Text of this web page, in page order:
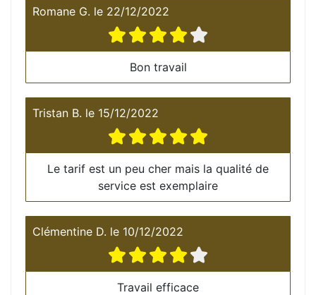
Romane G. le 22/12/2022
Bon travail
Tristan B. le 15/12/2022
Le tarif est un peu cher mais la qualité de
service est exemplaire
Clémentine D. le 10/12/2022
Travail efficace